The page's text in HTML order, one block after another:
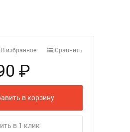
В избранное Сравнить
₽
в корзину
в 1 клик